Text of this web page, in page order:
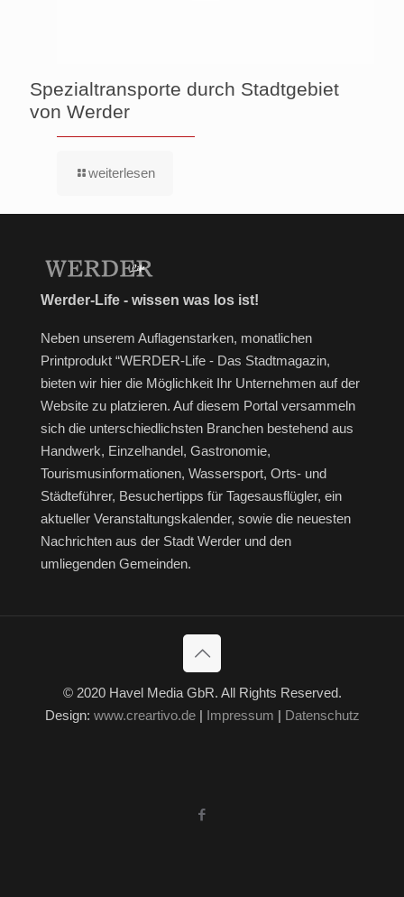
Spezialtransporte durch Stadtgebiet
von Werder
weiterlesen
Werder-Life - wissen was los ist!
Neben unserem Auflagenstarken, monatlichen
Printprodukt “WERDER-Life - Das Stadtmagazin,
bieten wir hier die Möglichkeit Ihr Unternehmen auf der
Website zu platzieren. Auf diesem Portal versammeln
sich die unterschiedlichsten Branchen bestehend aus
Handwerk, Einzelhandel, Gastronomie,
Tourismusinformationen, Wassersport, Orts- und
Städteführer, Besuchertipps für Tagesausflügler, ein
aktueller Veranstaltungskalender, sowie die neuesten
Nachrichten aus der Stadt Werder und den
umliegenden Gemeinden.
© 2020 Havel Media GbR. All Rights Reserved.
Design: www.creartivo.de| Impressum | Datenschutz